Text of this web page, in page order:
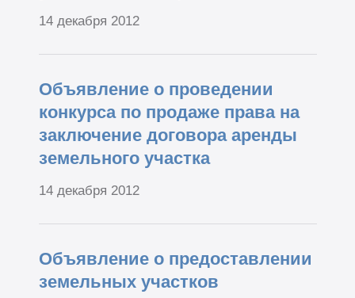
14 декабря 2012
Объявление о проведении
конкурса по продаже права на
заключение договора аренды
земельного участка
14 декабря 2012
Объявление о предоставлении
земельных участков